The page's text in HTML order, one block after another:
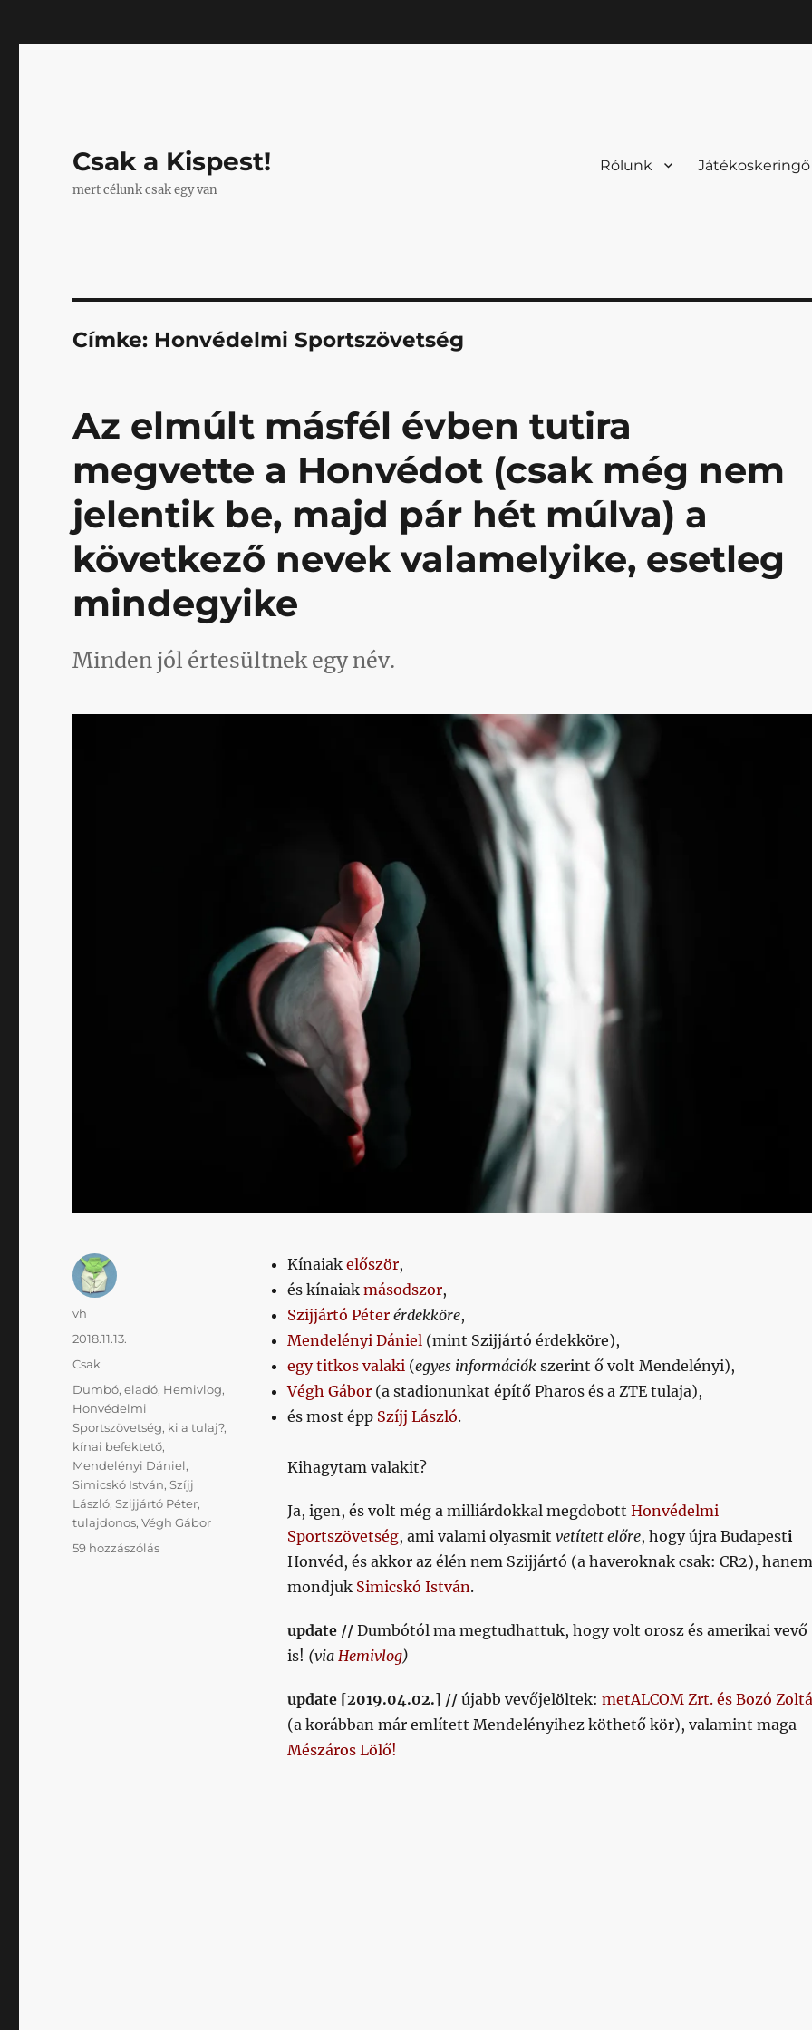
Csak a Kispest!
mert célunk csak egy van
Rólunk Játékoskeringő
Címke: Honvédelmi Sportszövetség
Az elmúlt másfél évben tutira
megvette a Honvédot (csak még nem
jelentik be, majd pár hét múlva) a
következő nevek valamelyike, esetleg
mindegyike
Minden jól értesültnek egy név.
Kínaiak először,
és kínaiak másodszor,
Szijjártó Péter érdekköre,
Mendelényi Dániel(mint Szijjártó érdekköre),
egy titkos valaki(egyes információkszerint ő volt Mendelényi),
Végh Gábor(a stadionunkat építő Pharos és a ZTE tulaja),
és most épp Szíjj László.
Kihagytam valakit?
Ja, igen, és volt még a milliárdokkal megdobott Honvédelmi
Sportszövetség, ami valami olyasmit vetített előre, hogy újra Budapesti
Honvéd, és akkor az élén nem Szijjártó (a haveroknak csak: CR2), hanem
mondjuk Simicskó István.
update // Dumbótól ma megtudhattuk, hogy volt orosz és amerikai vevő
is! (via Hemivlog)
update [2019.04.02.] // újabb vevőjelöltek: metALCOM Zrt. és Bozó
(a korábban már említett Mendelényihez köthető kör), valamint maga
Mészáros Lölő!
Szerző
vh
Közzétéve
2018.11.13.
Kategória
Csak
Címke
Dumbó,eladó, Hemivlog,
Honvédelmi
Sportszövetség, ki a tulaj?,
kínai befektető,
Mendelényi Dániel,
Simicskó István,Szíjj
László,Szijjártó Péter,
tulajdonos,Végh Gábor
59 hozzászólásAz